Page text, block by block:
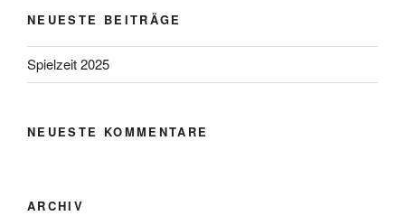
NEUESTE BEITRÄGE
Spielzeit 2025
NEUESTE KOMMENTARE
ARCHIV